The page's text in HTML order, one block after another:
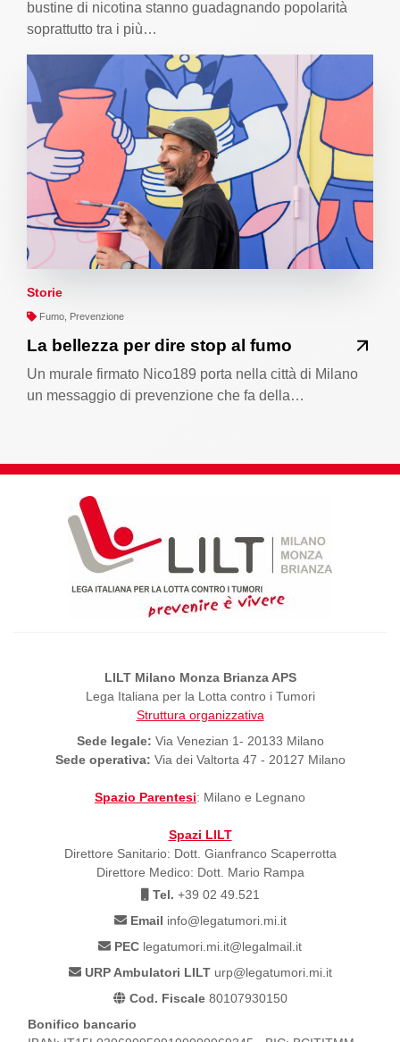
bustine di nicotina stanno guadagnando popolarità
soprattutto tra i più…
Storie
Fumo, Prevenzione
La bellezza per dire stop al fumo
Un murale firmato Nico189 porta nella città di Milano
un messaggio di prevenzione che fa della…
LILT Milano Monza Brianza APS
Lega Italiana per la Lotta contro i Tumori
Struttura organizzativa
Sede legale: Via Venezian 1- 20133 Milano
Sede operativa: Via dei Valtorta 47 - 20127 Milano
Spazio Parentesi: Milano e Legnano
Spazi LILT
Direttore Sanitario: Dott. Gianfranco Scaperrotta
Direttore Medico: Dott. Mario Rampa
Tel. +39 02 49.521
Email info@legatumori.mi.it
PEC legatumori.mi.it@legalmail.it
URP Ambulatori LILTurp@legatumori.mi.it
Cod. Fiscale80107930150
Bonifico bancario